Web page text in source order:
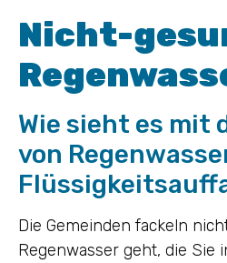
Nicht-
Wie sieht es mit
von
Die Gemeinden fackeln
Regenwasser geht, die Sie